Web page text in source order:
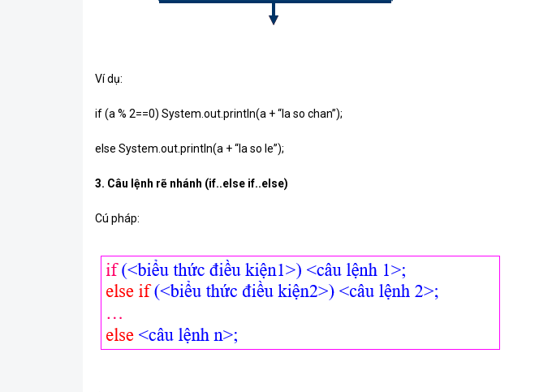
Ví dụ:
if (a % 2==0) System.out.println(a + “la so chan”);
else System.out.println(a + “la so le”);
3. Câu lệnh rẽ nhánh (if..else if..else)
Cú pháp: